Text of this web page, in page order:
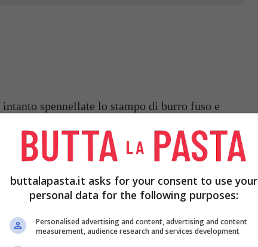
spennellate lo stampo di burro fuso e
il fondo con i rebbi di una forchetta e
una sorta di decorazione. Mettete sulla
sopra dei fagioli secchi, poi infornate per
burro con l’olio e rosolatevi ilsoffrittogià
minuto, mescolandolo con un cucchiaio di
e fate cuocere per 5 minuti.
buttalapasta.it asks for your consent to use your
personal data for the following purposes:
Personalised advertising and content, advertising and content
measurement, audience research and services development